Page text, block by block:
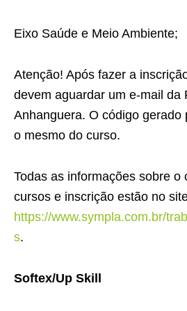
Eixo Saúde e Meio Ambiente;
Atenção! Após fazer a
devem aguardar um e-mail da
Anhanguera. O código gerado
o mesmo do curso.
Todas as informações sobre o
cursos e inscrição estão no
https://www.sympla.com.br/
s.
Softex/Up Skill